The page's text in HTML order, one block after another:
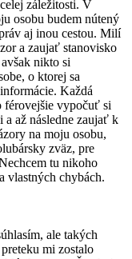
záležitosti. V
osobu budem nútený
aj inou cestou. Milí
a zaujať stanovisko
nikto si
o ktorej sa
Každá
férovejšie vypočuť si
a až následne zaujať k
na moju osobu,
zväz, pre
tu nikoho
vlastných chybách.
ale takých
mi zostalo